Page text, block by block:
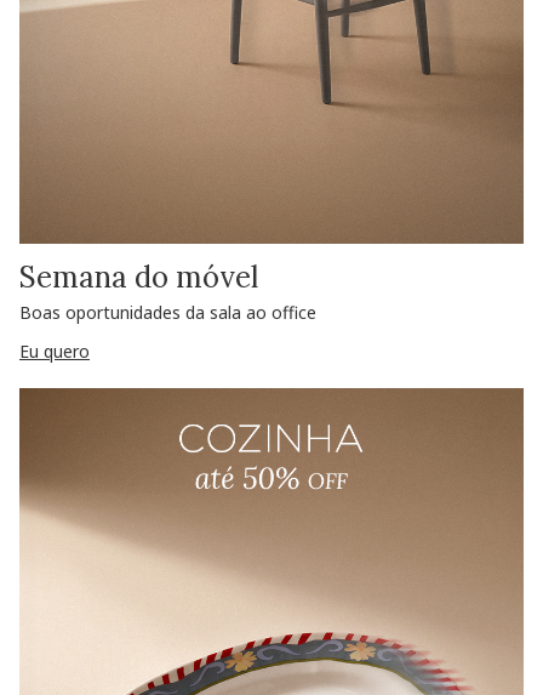
Semana do móvel
Boas oportunidades da sala ao office
Eu quero